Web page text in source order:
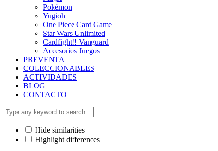
Pokémon
Yugioh
One Piece Card Game
Star Wars Unlimited
Cardfight!! Vanguard
Accesorios Juegos
PREVENTA
COLECCIONABLES
ACTIVIDADES
BLOG
CONTACTO
Hide similarities
Highlight differences